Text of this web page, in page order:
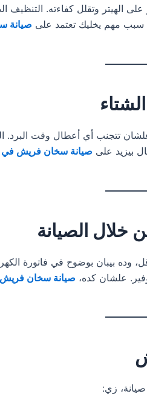
على الهيتر وتقلل كفاءته. التنظيف
سبب مهم يخليك تعتمد على صيانة
تتجنب أي أعطال وقت البرد.
بيزيد على صيانة سخان فريش في
خلال الصيانة
وده بيبان بوضوح في فاتورة
علشان كده، صيانة سخان
زي: